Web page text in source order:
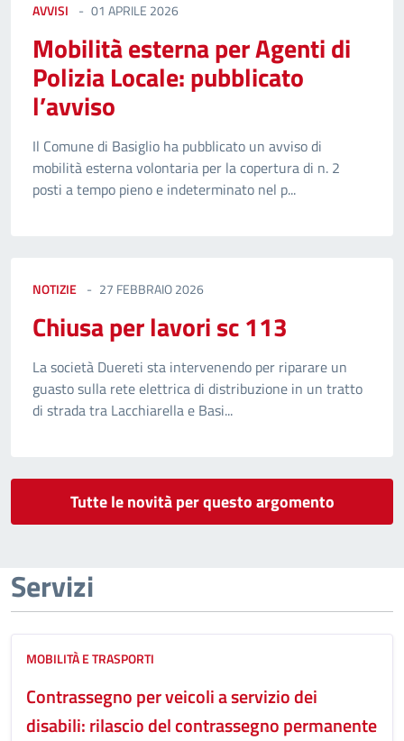
AVVISI 01 APRILE 2026
Mobilità esterna per Agenti di
Polizia Locale: pubblicato
l’avviso
Il Comune di Basiglio ha pubblicato un avviso di
mobilità esterna volontaria per la copertura di n. 2
posti a tempo pieno e indeterminato nel p...
NOTIZIE 27 FEBBRAIO 2026
Chiusa per lavori sc 113
La società Duereti sta intervenendo per riparare un
guasto sulla rete elettrica di distribuzione in un tratto
di strada tra Lacchiarella e Basi...
Tutte le novità per questo argomento
Servizi
MOBILITÀ E TRASPORTI
Contrassegno per veicoli a servizio dei
disabili: rilascio del contrassegno permanente